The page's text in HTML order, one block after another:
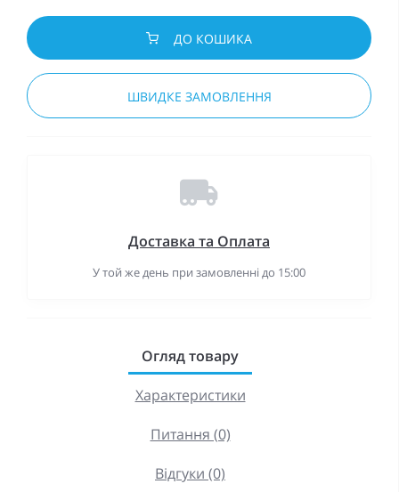
ДО КОШИКА
ШВИДКЕ ЗАМОВЛЕННЯ
Доставка та Оплата
У той же день при замовленні до 15:00
Огляд товару
Характеристики
Питання (0)
Відгуки (0)